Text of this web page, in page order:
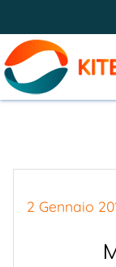
2 Gennaio